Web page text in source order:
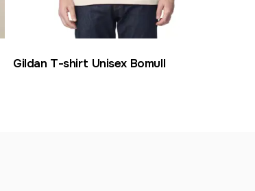
Gildan T-shirt Unisex Bomull